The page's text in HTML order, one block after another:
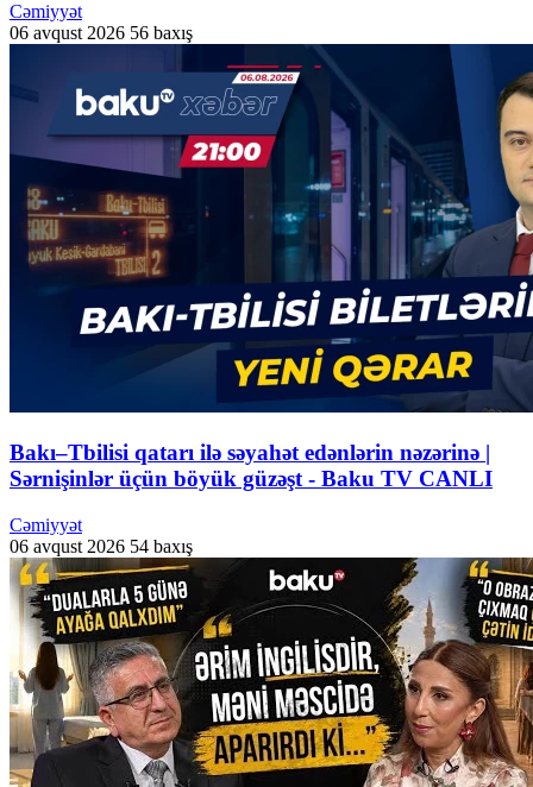
Cəmiyyət
06 avqust 2026 56 baxış
Bakı–Tbilisi qatarı ilə səyahət edənlərin nəzərinə |
Sərnişinlər üçün böyük güzəşt - Baku TV CANLI
Cəmiyyət
06 avqust 2026 54 baxış